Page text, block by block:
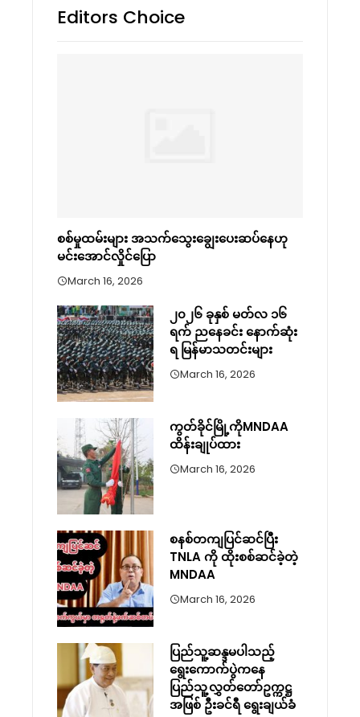
Editors Choice
စစ်မှုထမ်းများ အသက်သွေးချွေးပေးဆပ်နေဟု
မင်းအောင်လှိုင်ပြော
March 16, 2026
၂၀၂၆ ခုနှစ် မတ်လ ၁၆
ရက် ညနေခင်း နောက်ဆုံး
ရ မြန်မာသတင်းများ
March 16, 2026
ကွတ်ခိုင်မြို့ကိုMNDAA
ထိန်းချုပ်ထား
March 16, 2026
စနစ်တကျပြင်ဆင်ပြီး
TNLA ကို ထိုးစစ်ဆင်ခဲ့တဲ့
MNDAA
March 16, 2026
ပြည်သူ့ဆန္ဒမပါသည့်
ရွေးကောက်ပွဲကနေ
ပြည်သူ့လွှတ်တော်ဥက္ကဋ္ဌ
အဖြစ် ဦးခင်ရီ ရွေးချယ်ခံ